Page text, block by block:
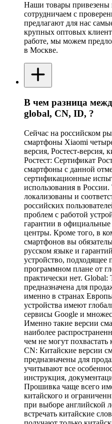
Наши товары
сотрудничаем с
предлагают для нас
крупных оптовых
работе, мы можем
в Москве.
В чем разница
global, CN, ID, ?
Сейчас на российском
смартфоны Xiaomi
версия, Ростест-версия,
Ростест: Сертификат
смартфоны с данной
сертификационные
использования в
локализованы и
российских
проблем с работой
гарантии в
центры. Кроме того, в
смартфонов вы
русском языке и
устройство, подходящее
программном плане от
практически нет. Global:
предназначена для
именно в странах
устройства имеют
сервисы Google и
Именно такие версии
наиболее
чем не могут
CN: Китайские версии
предназначены для
учитывают все
инструкция,
Прошивка чаще всего
китайского и
при выборе английской
встречать китайские